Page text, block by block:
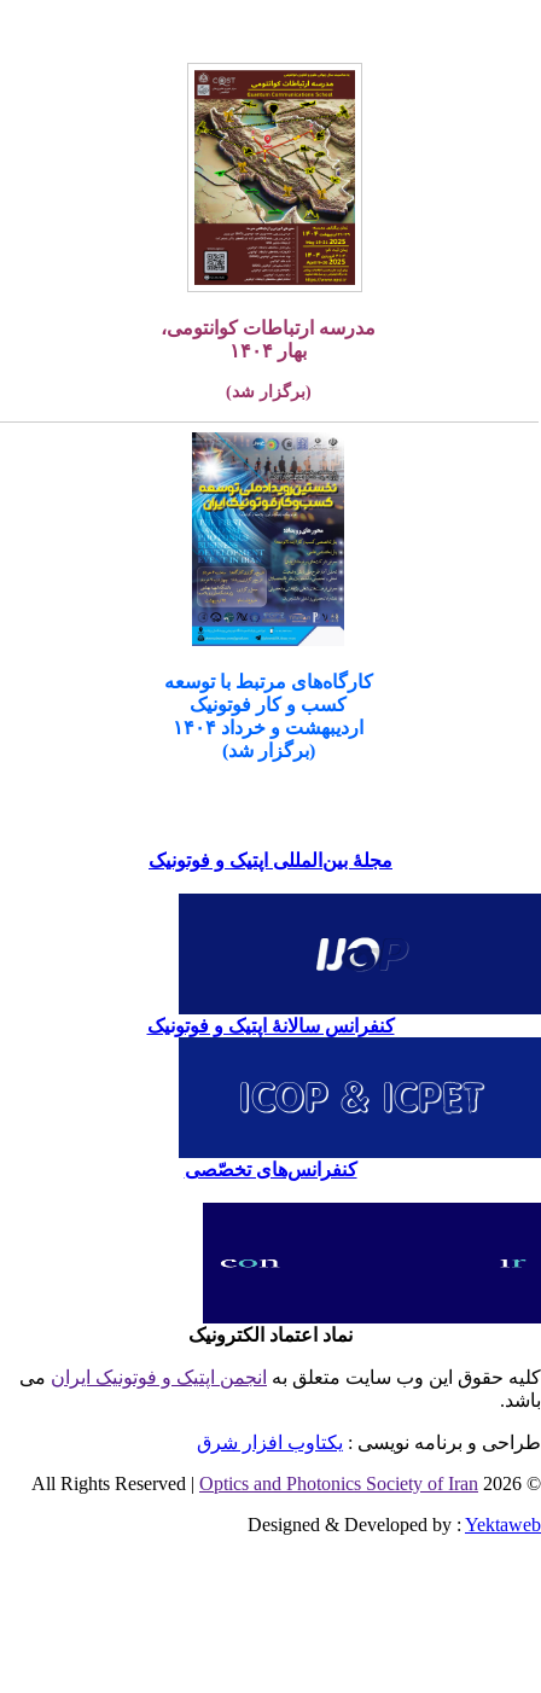
مدرسه ارتباطات کوانتومی،
بهار ۱۴۰۴
(برگزار شد)
کارگاه‌های مرتبط با توسعه
کسب و کار فوتونیک
اردیبهشت و خرداد ۱۴۰۴
(برگزار شد)
مجلۀ بین‌المللی اپتیک و فوتونیک
کنفرانس سالانۀ اپتیک و فوتونیک
کنفرانس‌های تخصّصی
نماد اعتماد الکترونیک
حقوق این وب سایت متعلق بهانجمن اپتیک و فوتونیک ایران می
و برنامه نویسی : یکتاوب افزار شرق
©
Optics and Photonics Society of Iran
Designed & Developed by :